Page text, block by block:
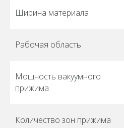
Ширина материала
Рабочая область
Мощность вакуумного
прижима
Количество зон прижима